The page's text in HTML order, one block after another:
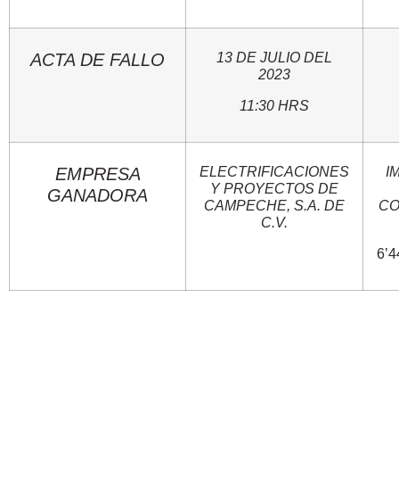
ACTA DE FALLO
13 DE JULIO DEL
2023
11:30 HRS
EMPRESA
GANADORA
ELECTRIFICACIONES
Y PROYECTOS DE
CAMPECHE, S.A. DE
C.V.